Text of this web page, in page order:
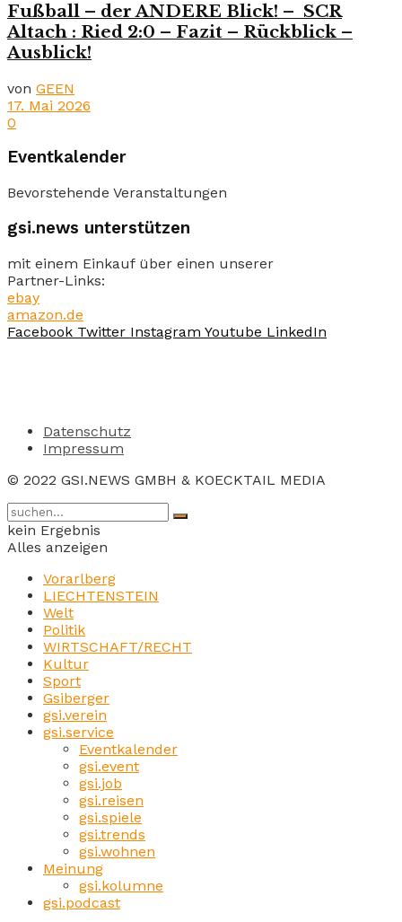
Fußball – der ANDERE Blick! – SCR
Altach : Ried 2:0 – Fazit – Rückblick –
Ausblick!
von GEEN
17. Mai 2026
0
Eventkalender
Bevorstehende Veranstaltungen
gsi.news unterstützen
mit einem Einkauf über einen unserer
Partner-Links:
ebay
amazon.de
Facebook Twitter Instagram Youtube LinkedIn
Datenschutz
Impressum
© 2022 GSI.NEWS GMBH & KOECKTAIL MEDIA
kein Ergebnis
Alles anzeigen
Vorarlberg
LIECHTENSTEIN
Welt
Politik
WIRTSCHAFT/RECHT
Kultur
Sport
Gsiberger
gsi.verein
gsi.service
Eventkalender
gsi.event
gsi.job
gsi.reisen
gsi.spiele
gsi.trends
gsi.wohnen
Meinung
gsi.kolumne
gsi.podcast